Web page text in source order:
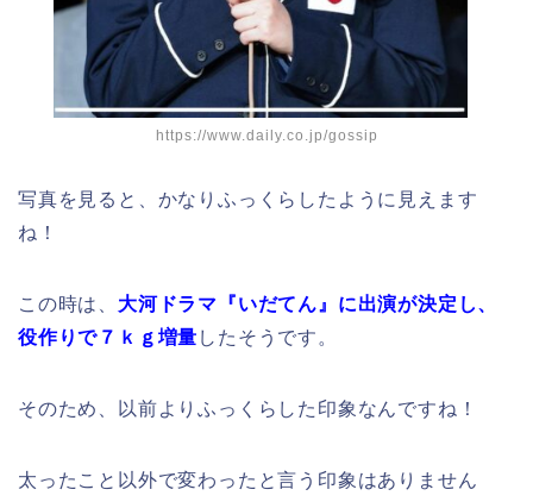
https://www.daily.co.jp/gossip
写真を見ると、かなりふっくらしたように見えます
ね！
この時は、 大河ドラマ『いだてん』に出演が決定し、
役作りで７ｋｇ増量 したそうです。
そのため、以前よりふっくらした印象なんですね！
太ったこと以外で変わったと言う印象はありません